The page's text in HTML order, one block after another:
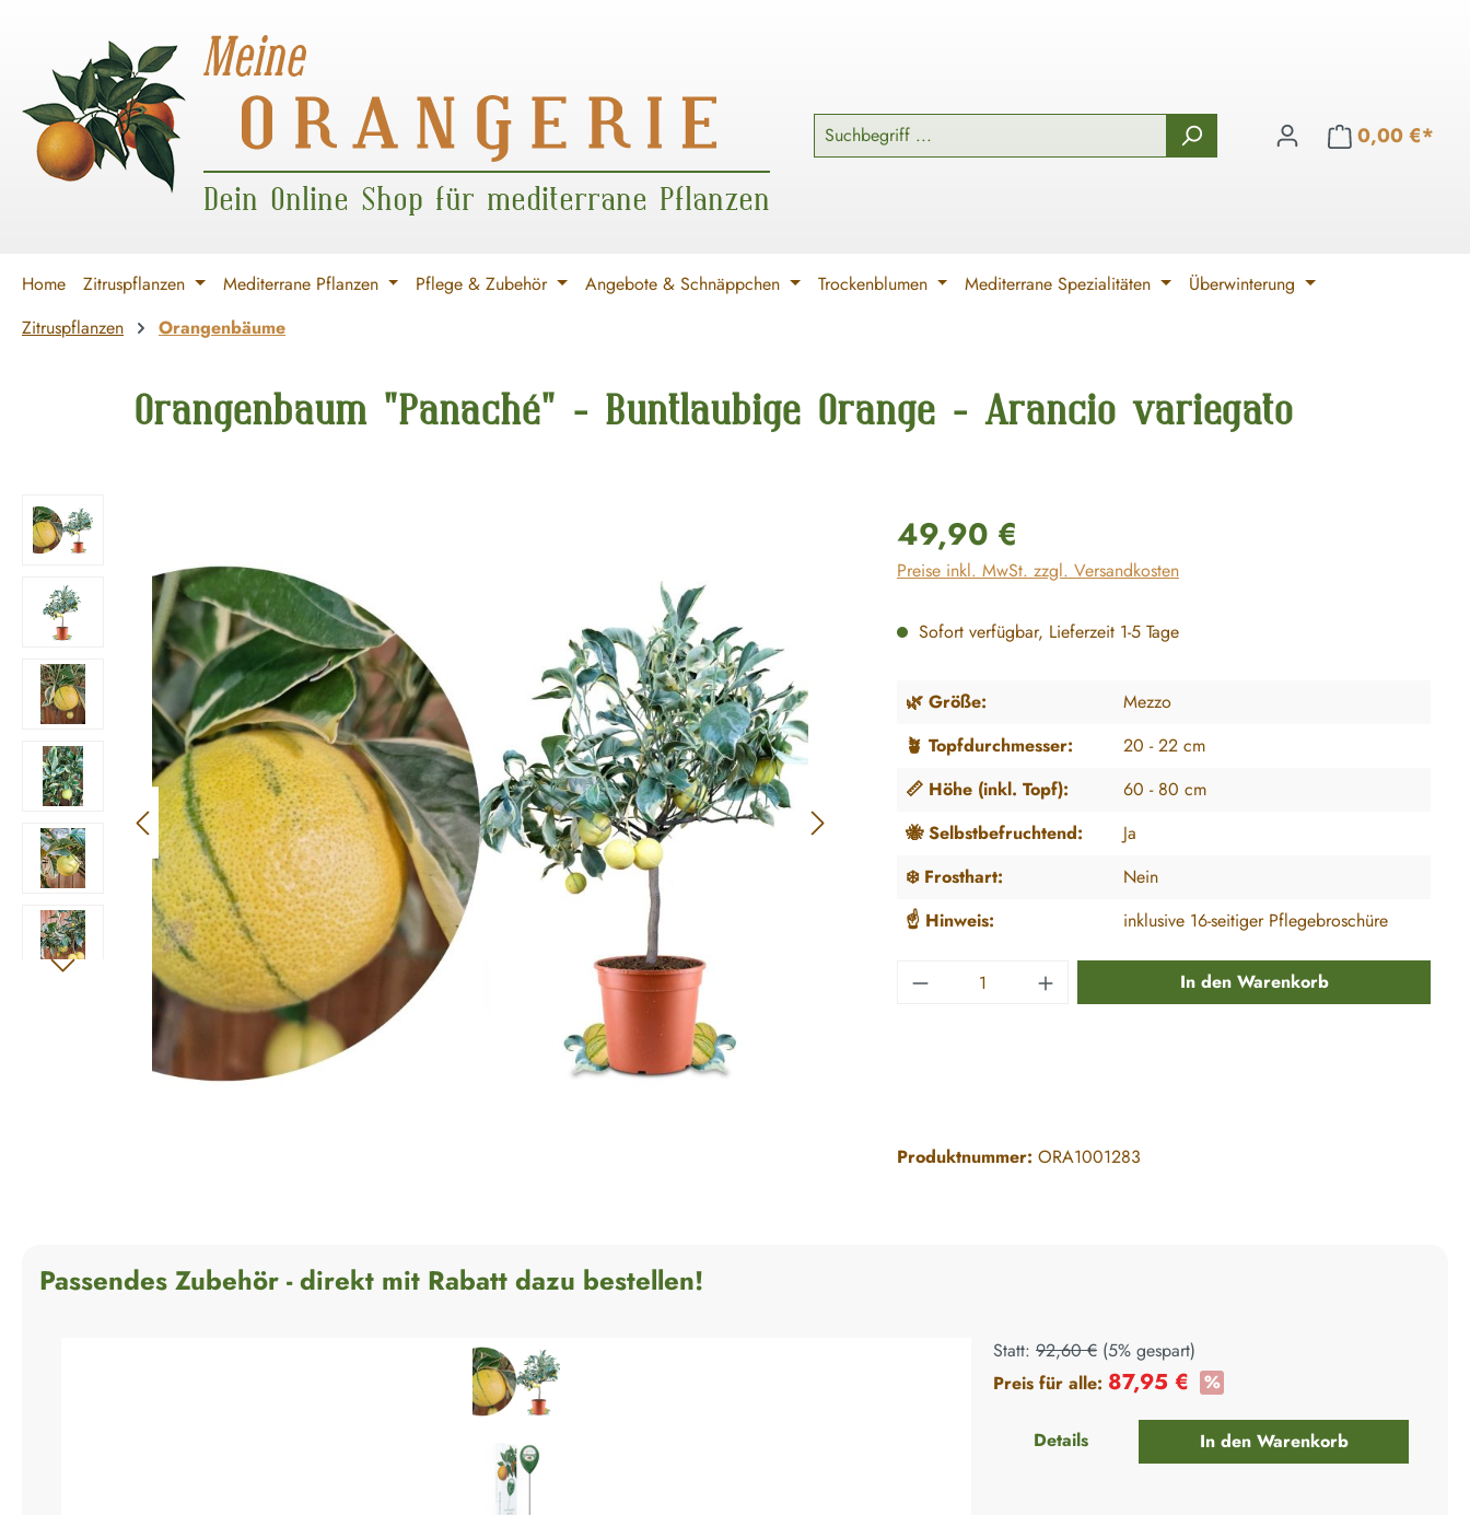
Dein Online Shop für mediterrane Pflanzen
0,00 €*
Home Zitruspflanzen Mediterrane Pflanzen Pflege & Zubehör Angebote & Schnäppchen Trockenblumen Mediterrane Spezialitäten
Überwinterung
Zitruspflanzen
Orangenbäume
Orangenbaum "Panaché" - Buntlaubige Orange - Arancio variegato
Bildergalerie überspringen
Regulärer Preis:
49,90 €
Preise inkl. MwSt. zzgl. Versandkosten
Sofort verfügbar, Lieferzeit 1-5 Tage
🌿 Größe:
Mezzo
🪴 Topfdurchmesser:
20 - 22 cm
📏 Höhe (inkl. Topf):
60 - 80 cm
🐝 Selbstbefruchtend:
Ja
❄️ Frosthart:
Nein
☝️ Hinweis:
inklusive 16-seitiger Pflegebroschüre
Produkt Anzahl: Gib den gewünschten Wert ein
In den Warenkorb
Produktnummer: ORA1001283
Passendes Zubehör - direkt mit Rabatt dazu bestellen!
Statt: 92,60 € (5% gespart)
Preis für alle: 87,95 € %
Details In den Warenkorb